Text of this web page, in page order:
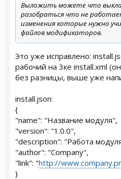
Выложить можете что
разобраться что не
изменения которые нужно
файлов модификаторов.
Это уже исправлено:
рабочий на 3ке install.xml
без разницы, выше уже
install.json:
{
"name": "Название модуля",
"version": "1.0.0",
"description": "Работа
"author": "Company",
"link": "http://
}